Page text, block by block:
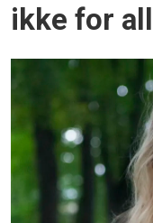
ikke for